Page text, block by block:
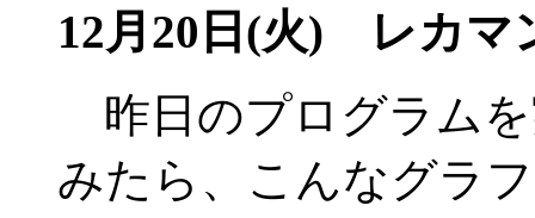
12月20日(火) レカマ
昨日のプログラム
みたら、こんなグラ